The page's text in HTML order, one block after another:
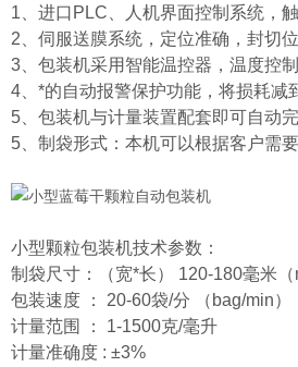
1、进口PLC、人机界面控制系统，
2、伺服送膜系统，定位准确，封切
3、包装机采用智能温控器，温度控
4、*的自动报警保护功能，将损耗减
5、包装机与计量装置配套即可自动
5、制袋形式：本机可以根据客户需
小型颗粒包装机技术参数：
制袋尺寸：（宽*长） 120-180毫米（
包装速度 ： 20-60袋/分 （bag/min）
计量范围 ： 1-1500克/毫升
计量准确度 : ±3%